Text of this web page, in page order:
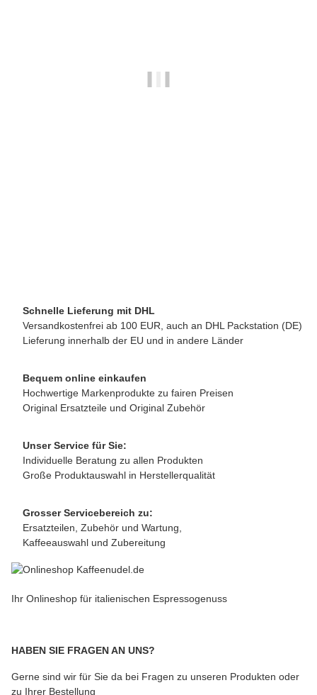
Schnelle Lieferung mit DHL
Versandkostenfrei ab 100 EUR, auch an DHL Packstation (DE)
Lieferung innerhalb der EU und in andere Länder
Bequem online einkaufen
Hochwertige Markenprodukte zu fairen Preisen
Original Ersatzteile und Original Zubehör
Unser Service für Sie:
Individuelle Beratung zu allen Produkten
Große Produktauswahl in Herstellerqualität
Grosser Servicebereich zu:
Ersatzteilen, Zubehör und Wartung,
Kaffeeauswahl und Zubereitung
Ihr Onlineshop für italienischen Espressogenuss
HABEN SIE FRAGEN AN UNS?
Gerne sind wir für Sie da bei Fragen zu unseren Produkten oder
zu Ihrer Bestellung